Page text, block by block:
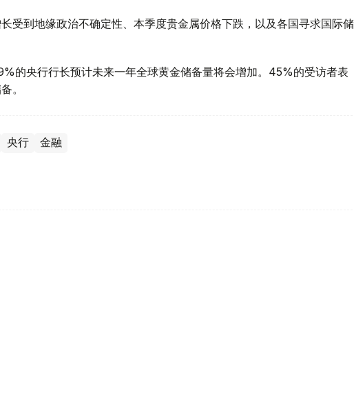
受到地缘政治不确定性、本季度贵金属价格下跌，以及各国寻求国际储
的央行行长预计未来一年全球黄金储备量将会增加。45%的受访者表
。
央行 金融